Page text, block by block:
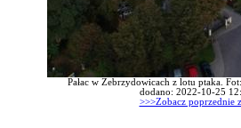
Pałac w Zebrzydowicach z lotu ptaka.
dodano: 2022-10-25
>>>Zobacz poprzednie